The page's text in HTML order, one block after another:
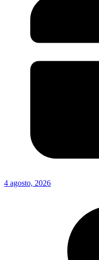
4 agosto, 2026